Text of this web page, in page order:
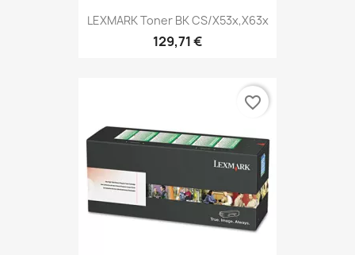
LEXMARK Toner BK CS/X53x,X63x
129,71 €
favorite_border